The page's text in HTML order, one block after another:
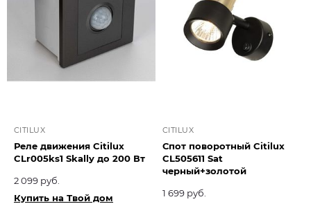
CITILUX
Реле движения Citilux
CLr005ks1 Skally до 200 Вт
2 099 руб.
Купить на Твой дом
CITILUX
Спот поворотный Citilux
CL505611 Sat
черный+золотой
1 699 руб.